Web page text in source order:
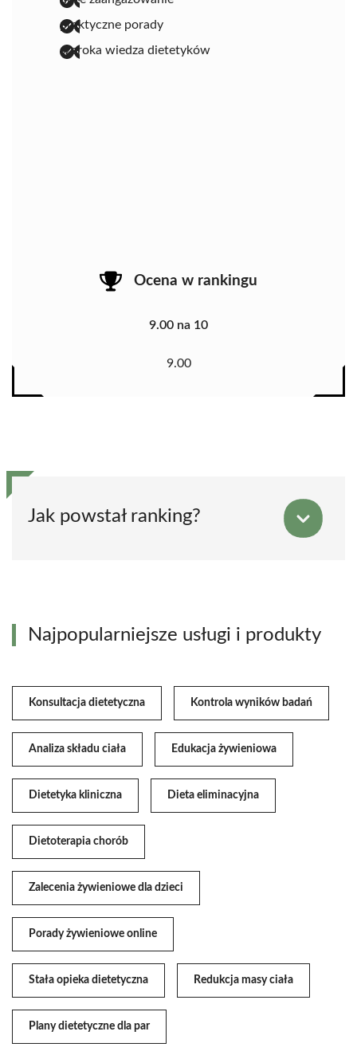
praktyczne porady
szeroka wiedza dietetyków
Ocena w rankingu
9.00 na 10
9.00
Jak powstał ranking?
Najpopularniejsze usługi i produkty
Konsultacja dietetyczna Kontrola wyników badań
Analiza składu ciała Edukacja żywieniowa
Dietetyka kliniczna Dieta eliminacyjna
Dietoterapia chorób
Zalecenia żywieniowe dla dzieci
Porady żywieniowe online
Stała opieka dietetyczna Redukcja masy ciała
Plany dietetyczne dla par